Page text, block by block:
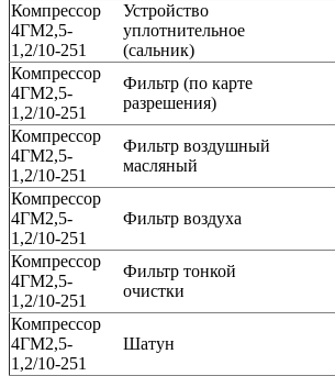
Компрессор
4ГМ2,5-
1,2/10-251
Устройство
уплотнительное
(сальник)
Компрессор
4ГМ2,5-
1,2/10-251
Фильтр (по карте
разрешения)
Компрессор
4ГМ2,5-
1,2/10-251
Фильтр воздушный
масляный
Компрессор
4ГМ2,5-
1,2/10-251
Фильтр воздуха
Компрессор
4ГМ2,5-
1,2/10-251
Фильтр тонкой
очистки
Компрессор
4ГМ2,5-
1,2/10-251
Шатун